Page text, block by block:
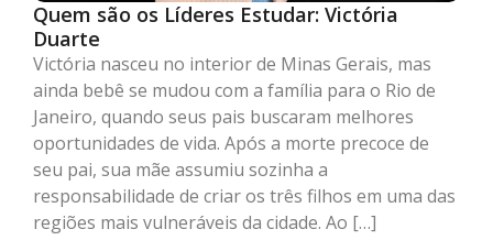
Quem são os Líderes Estudar: Victória
Duarte
Victória nasceu no interior de Minas Gerais, mas
ainda bebê se mudou com a família para o Rio de
Janeiro, quando seus pais buscaram melhores
oportunidades de vida. Após a morte precoce de
seu pai, sua mãe assumiu sozinha a
responsabilidade de criar os três filhos em uma das
regiões mais vulneráveis da cidade. Ao […]